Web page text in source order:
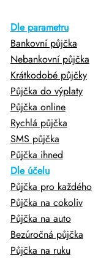
Dle parametru
Bankovní půjčka
Nebankovní půjčka
Krátkodobé půjčky
Půjčka do výplaty
Půjčka online
Rychlá půjčka
SMS půjčka
Půjčka ihned
Dle účelu
Půjčka pro každého
Půjčka na cokoliv
Půjčka na auto
Bezúročná půjčka
Půjčka na ruku